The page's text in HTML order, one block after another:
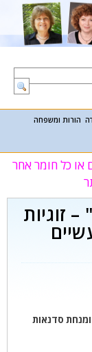
הורות ומשפחה
או כל חומר אחר
זוגיות
סדנאות